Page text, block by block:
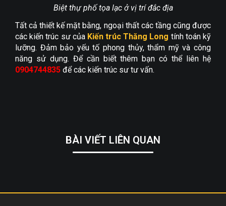
Biệt thự phố tọa lạc ở vị trí đắc địa
Tất cả thiết kế mặt bằng, ngoại thất các tầng cũng được
các kiến trúc sư của Kiến trúc Thăng Long tính toán kỹ
lưỡng. Đảm bảo yếu tố phong thủy, thẩm mỹ và công
năng sử dụng. Để cần biết thêm bạn có thể liên hệ
0904744835 để các kiến trúc sư tư vấn.
BÀI VIẾT LIÊN QUAN